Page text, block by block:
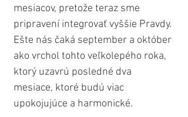
mesiacov, pretože teraz sme
pripravení integrovať vyššie Pravdy.
Ešte nás čaká september a október
ako vrchol tohto veľkolepého roka,
ktorý uzavrú posledné dva
mesiace, ktoré budú viac
upokojujúce a harmonické.